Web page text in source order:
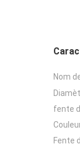
Nom
fente
Fente